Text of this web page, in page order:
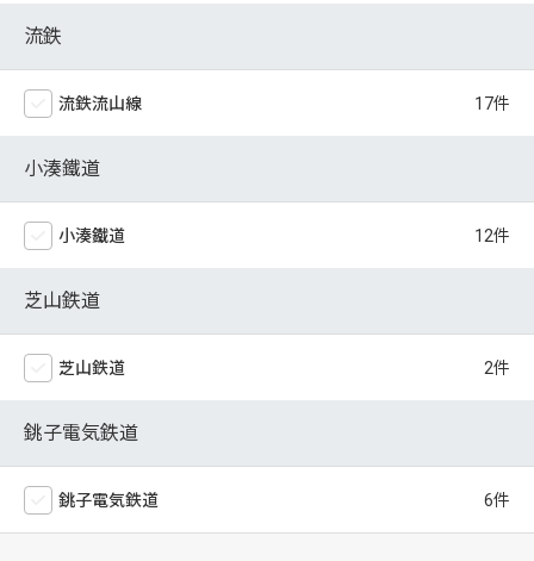
流鉄
流鉄流山線
小湊鐵道
小湊鐵道
芝山鉄道
芝山鉄道
銚子電気鉄道
銚子電気鉄道